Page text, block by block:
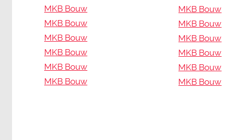
MKB Bouw
MKB Bouw
MKB Bouw
MKB Bouw
MKB Bouw
MKB Bouw
MKB Bouw
MKB Bouw
MKB Bouw
MKB Bouw
MKB Bouw
MKB Bouw